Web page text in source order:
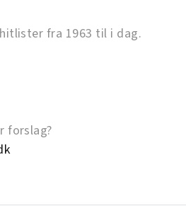
fra 1963 til i dag.
forslag?